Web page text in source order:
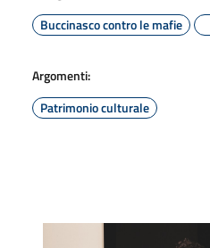
Buccinasco contro le mafie
Argomenti:
Patrimonio culturale